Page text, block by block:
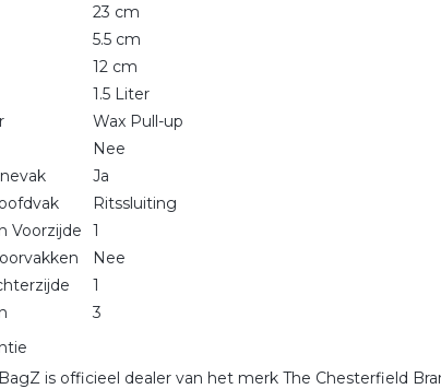
23 cm
5.5 cm
12 cm
1.5 Liter
Wax Pull-up
Nee
Ja
Ritssluiting
Voorzijde
1
Nee
1
3
is officieel dealer van het merk The Chesterfield